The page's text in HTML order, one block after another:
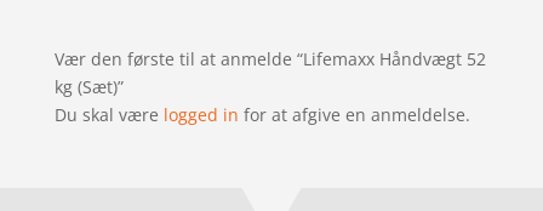
Vær den første til at anmelde “Lifemaxx Håndvægt 52
kg (Sæt)”
Du skal være logged in for at afgive en anmeldelse.